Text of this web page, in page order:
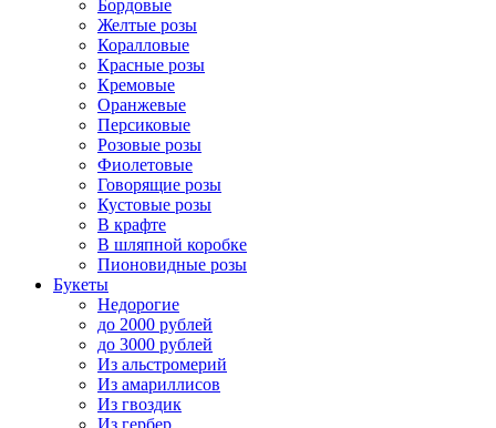
Бордовые
Желтые розы
Коралловые
Красные розы
Кремовые
Оранжевые
Персиковые
Розовые розы
Фиолетовые
Говорящие розы
Кустовые розы
В крафте
В шляпной коробке
Пионовидные розы
Букеты
Недорогие
до 2000 рублей
до 3000 рублей
Из альстромерий
Из амариллисов
Из гвоздик
Из гербер